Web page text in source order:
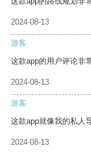
2024-08-13
游客
这款app的用户评论非
2024-08-13
游客
这款app就像我的私人
2024-08-13